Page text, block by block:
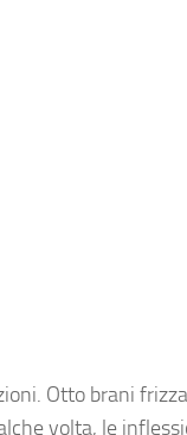
Otto brani
volta, le